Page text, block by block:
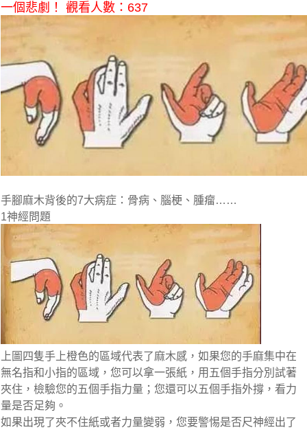
一個悲劇！ 觀看人數：637
手腳麻木背後的7大病症：骨病、腦梗、腫瘤……
1神經問題
上圖四隻手上橙色的區域代表了麻木感，如果您的手麻集中在
無名指和小指的區域，您可以拿一張紙，用五個手指分別試著
夾住，檢驗您的五個手指力量；您還可以五個手指外撐，看力
量是否足夠。
如果出現了夾不住紙或者力量變弱，您要警惕是否尺神經出了